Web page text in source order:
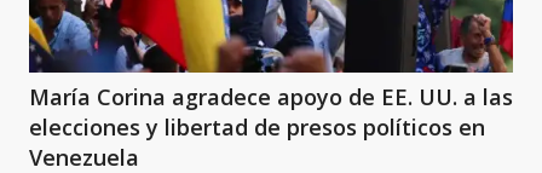
María Corina agradece apoyo de EE. UU. a las
elecciones y libertad de presos políticos en
Venezuela